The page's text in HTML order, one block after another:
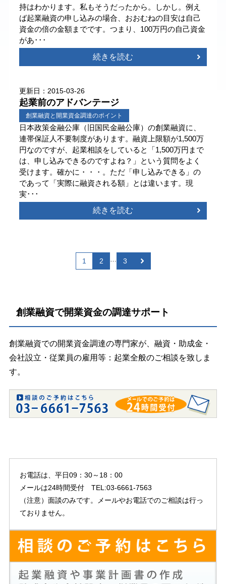
持はわかります。私もそうだったから。しかし。例え
ば起業融資の申し込みの場合、おおむねの目安は自己
資金の倍の金額までです。つまり、100万円の自己資金
があ･･･
続きを読む
更新日：2015-03-26
起業前のアドバンテージ
日本政策金融公庫（旧国民金融公庫）の創業融資に、
連帯保証人不要制度があります。融資上限額が1,500万
円なのですが、起業相談をしていると「1,500万円まで
は、申し込みできるのですよね？」という質問をよく
受けます。確かに・・・。ただ「申し込みできる」の
であって「実際に融資される額」とは違います。現
実･･･
創業融資と開業資金調達のポイント
続きを読む
1 2 … 3
創業融資で開業資金の調達サポート
創業融資での開業資金調達の専門家が、融資・助成金・
会社設立・従業員の雇用等：起業全般のご相談を致しま
す。
お電話は、平日09：30～18：00
メールは24時間受付 TEL:03-6661-7563
（注意）面談のみです。メールやお電話でのご相談は行っ
ておりません。